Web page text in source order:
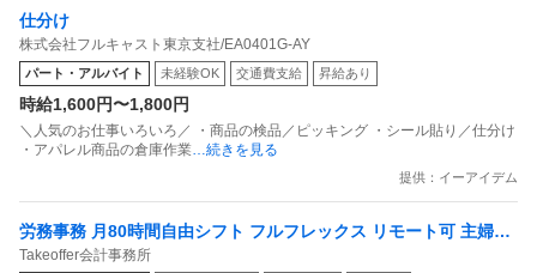
仕分け
株式会社フルキャスト東京支社/EA0401G-AY
パート・アルバイト 未経験OK 交通費支給 昇給あり
時給1,600円〜1,800円
＼人気のお仕事いろいろ／ ・商品の検品／ピッキング ・シール貼り／仕分け
・アパレル商品の倉庫作業…続きを見る
提供：イーアイデム
労務事務 月80時間自由シフト フルフレックス リモート可 主婦活
躍中
Takeoffer会計事務所